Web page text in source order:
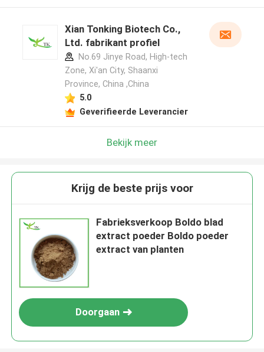
Xian Tonking Biotech Co.,
Ltd. fabrikant profiel
No.69 Jinye Road, High-tech
Zone, Xi'an City, Shaanxi
Province, China ,China
5.0
Geverifieerde Leverancier
Bekijk meer
Krijg de beste prijs voor
Fabrieksverkoop Boldo blad
extract poeder Boldo poeder
extract van planten
Doorgaan